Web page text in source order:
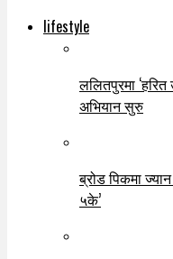
lifestyle
ललितपुरमा ‘हरित
अभियान सुरु
ब्रोड पिकमा
५के’